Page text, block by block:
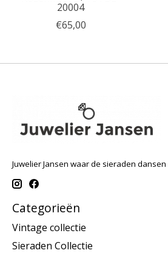
20004
€65,00
Juwelier Jansen waar de sieraden dansen
Categorieën
Vintage collectie
Sieraden Collectie